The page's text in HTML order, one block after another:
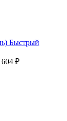
Быстрый
604 ₽